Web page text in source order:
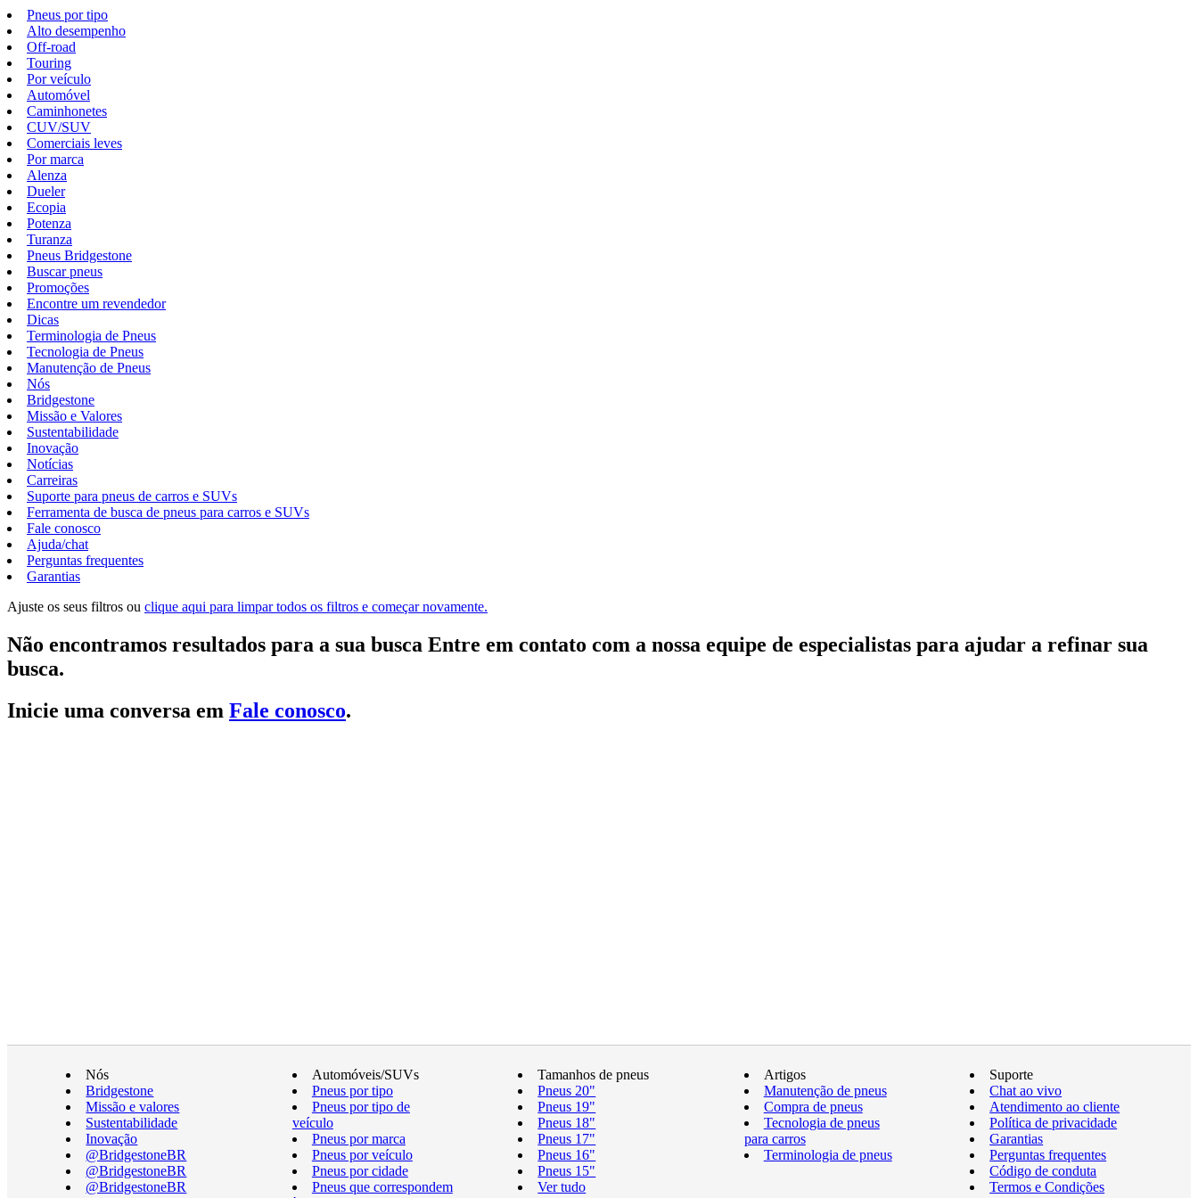
Pneus por tipo
Alto desempenho
Off-road
Touring
Por veículo
Automóvel
Caminhonetes
CUV/SUV
Comerciais leves
Por marca
Alenza
Dueler
Ecopia
Potenza
Turanza
Pneus Bridgestone
Buscar pneus
Promoções
Encontre um revendedor
Dicas
Terminologia de Pneus
Tecnologia de Pneus
Manutenção de Pneus
Nós
Bridgestone
Missão e Valores
Sustentabilidade
Inovação
Notícias
Carreiras
Suporte para pneus de carros e SUVs
Ferramenta de busca de pneus para carros e SUVs
Fale conosco
Ajuda/chat
Perguntas frequentes
Garantias
Ajuste os seus filtros ou clique aqui para limpar todos os filtros e começar novamente.
Não encontramos resultados para a sua busca Entre em contato com a nossa equipe de especialistas para ajudar a refinar sua
busca.
Inicie uma conversa em Fale conosco.
Nós
Bridgestone
Missão e valores
Sustentabilidade
Inovação
@BridgestoneBR
@BridgestoneBR
@BridgestoneBR
Automóveis/SUVs
Pneus por tipo
Pneus por tipo de
veículo
Pneus por marca
Pneus por veículo
Pneus por cidade
Pneus que correspondem
Tamanhos de pneus
Pneus 20"
Pneus 19"
Pneus 18"
Pneus 17"
Pneus 16"
Pneus 15"
Ver tudo
Artigos
Manutenção de pneus
Compra de pneus
Tecnologia de pneus
para carros
Terminologia de pneus
Suporte
Chat ao vivo
Atendimento ao cliente
Política de privacidade
Garantias
Perguntas frequentes
Código de conduta
Termos e Condições